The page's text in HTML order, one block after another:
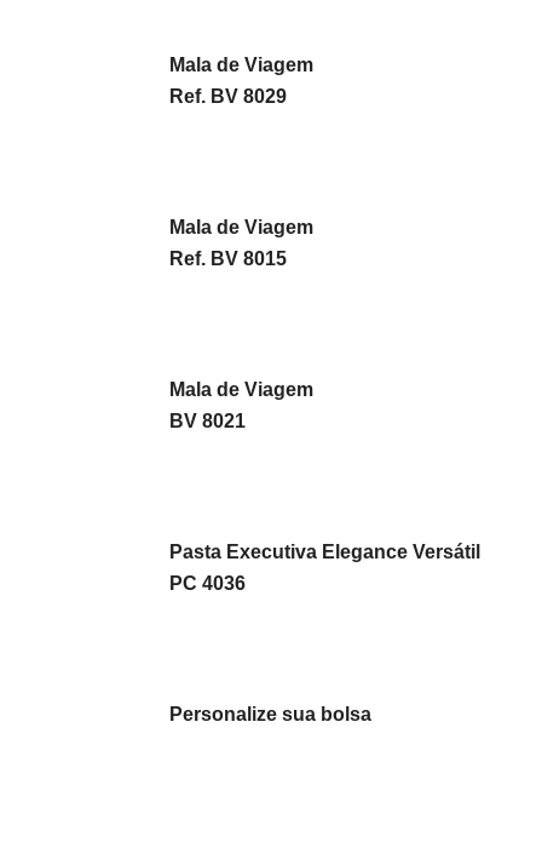
Mala de Viagem
Ref. BV 8029
Mala de Viagem
Ref. BV 8015
Mala de Viagem
BV 8021
Pasta Executiva Elegance Versátil
PC 4036
Personalize sua bolsa